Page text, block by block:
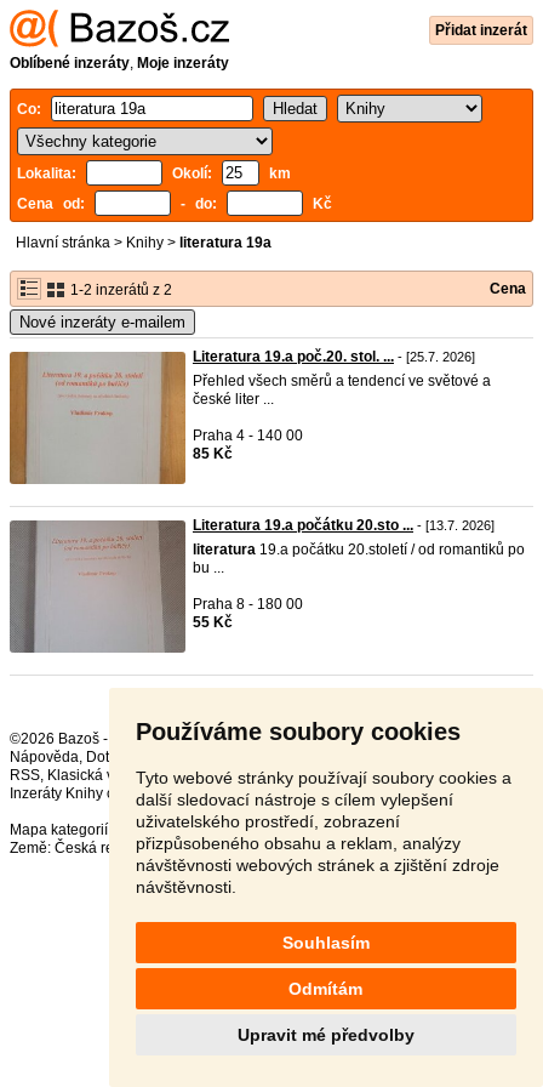
Používáme soubory cookies
Tyto webové stránky používají soubory cookies a
další sledovací nástroje s cílem vylepšení
uživatelského prostředí, zobrazení
přizpůsobeného obsahu a reklam, analýzy
návštěvnosti webových stránek a zjištění zdroje
návštěvnosti.
Souhlasím
Odmítám
Upravit mé předvolby
Přidat inzerát
Oblíbené inzeráty, Moje inzeráty
Co:
Lokalita: Okolí:
km
Cena od:
- do: Kč
Hlavní stránka > Knihy > literatura 19a
1-2 inzerátů z 2 Cena
Nové inzeráty e-mailem
Literatura 19.a poč.20. stol. ... - [25.7. 2026]
Přehled všech směrů a tendencí ve světové a
české liter ...
Praha 4 - 140 00
85 Kč
Literatura 19.a počátku 20.sto ... - [13.7. 2026]
literatura 19.a počátku 20.století / od romantiků po
bu ...
Praha 8 - 180 00
55 Kč
©2026 Bazoš -
Inzerce, Bazar
Nápověda, Dotazy
RSS,
Inzeráty Knihy celkem:37252, za 24 hodin:655
Mapa kategorií
Nejvyhledávanější výrazy
Země: Česká republika,Slovensko,Polsko,Rakousko